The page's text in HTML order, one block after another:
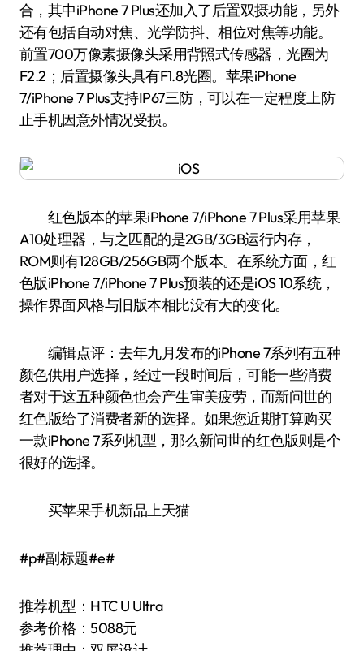
合，其中iPhone 7 Plus还加入了后置双摄功能，另外
还有包括自动对焦、光学防抖、相位对焦等功能。
前置700万像素摄像头采用背照式传感器，光圈为
F2.2；后置摄像头具有F1.8光圈。苹果iPhone
7/iPhone 7 Plus支持IP67三防，可以在一定程度上防
止手机因意外情况受损。
红色版本的苹果iPhone 7/iPhone 7 Plus采用苹果
A10处理器，与之匹配的是2GB/3GB运行内存，
ROM则有128GB/256GB两个版本。在系统方面，红
色版iPhone 7/iPhone 7 Plus预装的还是iOS 10系统，
操作界面风格与旧版本相比没有大的变化。
编辑点评：去年九月发布的iPhone 7系列有五种
颜色供用户选择，经过一段时间后，可能一些消费
者对于这五种颜色也会产生审美疲劳，而新问世的
红色版给了消费者新的选择。如果您近期打算购买
一款iPhone 7系列机型，那么新问世的红色版则是个
很好的选择。
买苹果手机新品上天猫
#p#副标题#e#
推荐机型：HTC U Ultra
参考价格：5088元